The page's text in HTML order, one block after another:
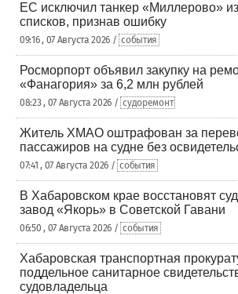
ЕС исключил танкер «Миллерово»
списков, признав ошибку
09:16 , 07 Августа 2026 / события
Росморпорт объявил закупку на
«Фанагория» за 6,2 млн рублей
08:23 , 07 Августа 2026 / судоремонт
Житель ХМАО оштрафован за
пассажиров на судне без
07:41 , 07 Августа 2026 / события
В Хабаровском крае восстановят
завод «Якорь» в Советской Гавани
06:50 , 07 Августа 2026 / события
Хабаровская транспортная
поддельное санитарное
судовладельца